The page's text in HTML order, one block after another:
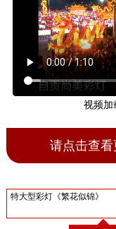
视频加
请点击查
特大型彩灯《繁花似锦》